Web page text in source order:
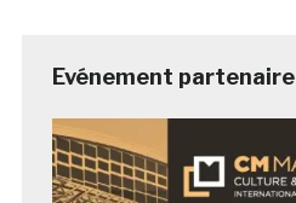
Evénement partenaire